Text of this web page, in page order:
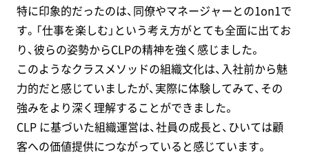
特に印象的だったのは、同僚やマネージャーとの1on1で
す。「仕事を楽しむ」という考え方がとても全面に出てお
り、彼らの姿勢からCLPの精神を強く感じました。
このようなクラスメソッドの組織文化は、入社前から魅
力的だと感じていましたが、実際に体験してみて、その
強みをより深く理解することができました。
CLP に基づいた組織運営は、社員の成長と、ひいては顧
客への価値提供につながっていると感じています。